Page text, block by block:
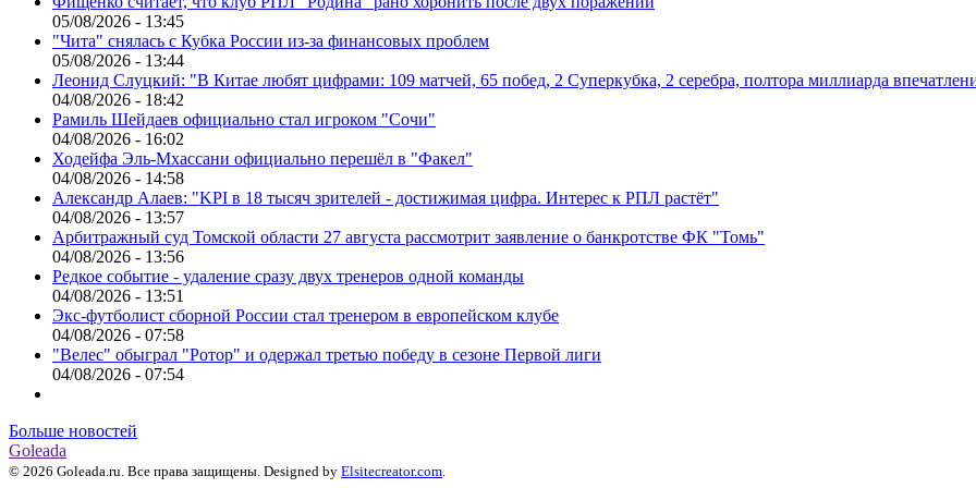
05/08/2026 - 13:45
"Чита" снялась с Кубка России из-за финансовых проблем
05/08/2026 - 13:44
Леонид Слуцкий: "В Китае любят цифрами: 109 матчей, 65 побед, 2 Суперкубка, 2 серебра, полтора миллиарда
04/08/2026 - 18:42
Рамиль Шейдаев официально стал игроком "Сочи"
04/08/2026 - 16:02
Ходейфа Эль-Мхассани официально перешёл в "Факел"
04/08/2026 - 14:58
Александр Алаев: "KPI в 18 тысяч зрителей - достижимая цифра. Интерес к РПЛ растёт"
04/08/2026 - 13:57
Арбитражный суд Томской области 27 августа рассмотрит заявление о банкротстве ФК "Томь"
04/08/2026 - 13:56
Редкое событие - удаление сразу двух тренеров одной команды
04/08/2026 - 13:51
Экс-футболист сборной России стал тренером в европейском клубе
04/08/2026 - 07:58
"Велес" обыграл "Ротор" и одержал третью победу в сезоне Первой лиги
04/08/2026 - 07:54
Больше новостей
Goleada
© 2026 Goleada.ru. Все права защищены. Designed by Elsitecreator.com